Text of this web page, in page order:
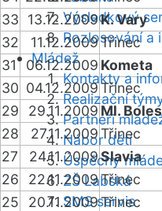
Výsledkový
Rozlosování a
Mládež
Kontakty a
Realizační
Partneři
Nábor dětí
Úspěchy
ZŠ Labská
SMS servis
33
13.12.2009K. Vary
32
11.12.2009Třinec
31
06.12.2009 Kometa
30 04.12.2009Třinec
29
29.11.2009 Ml.
28
27.11.2009Třinec
27
24.11.2009Slavia
26
22.11.2009Třinec
25
20.11.2009Třinec